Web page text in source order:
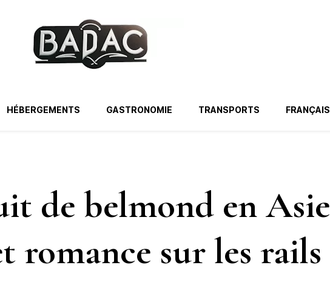
HÉBERGEMENTS GASTRONOMIE TRANSPORTS FRANÇAIS
de belmond en Asie
romance sur les rails